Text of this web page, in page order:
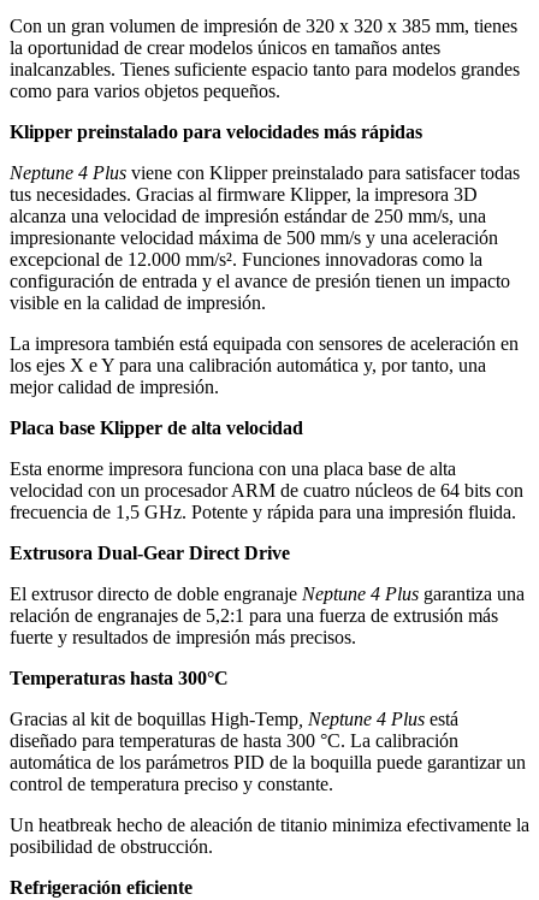
Con un gran volumen de impresión de 320 x 320 x 385 mm, tienes
la oportunidad de crear modelos únicos en tamaños antes
inalcanzables. Tienes suficiente espacio tanto para modelos grandes
como para varios objetos pequeños.
Klipper preinstalado para velocidades más rápidas
Neptune 4 Plus viene con Klipper preinstalado para satisfacer todas
tus necesidades. Gracias al firmware Klipper, la impresora 3D
alcanza una velocidad de impresión estándar de 250 mm/s, una
impresionante velocidad máxima de 500 mm/s y una aceleración
excepcional de 12.000 mm/s². Funciones innovadoras como la
configuración de entrada y el avance de presión tienen un impacto
visible en la calidad de impresión.
La impresora también está equipada con sensores de aceleración en
los ejes X e Y para una calibración automática y, por tanto, una
mejor calidad de impresión.
Placa base Klipper de alta velocidad
Esta enorme impresora funciona con una placa base de alta
velocidad con un procesador ARM de cuatro núcleos de 64 bits con
frecuencia de 1,5 GHz. Potente y rápida para una impresión fluida.
Extrusora Dual-Gear Direct Drive
El extrusor directo de doble engranaje Neptune 4 Plus garantiza una
relación de engranajes de 5,2:1 para una fuerza de extrusión más
fuerte y resultados de impresión más precisos.
Temperaturas hasta 300°C
Gracias al kit de boquillas High-Temp , Neptune 4 Plus está
diseñado para temperaturas de hasta 300 °C. La calibración
automática de los parámetros PID de la boquilla puede garantizar un
control de temperatura preciso y constante.
Un heatbreak hecho de aleación de titanio minimiza efectivamente la
posibilidad de obstrucción.
Refrigeración eficiente